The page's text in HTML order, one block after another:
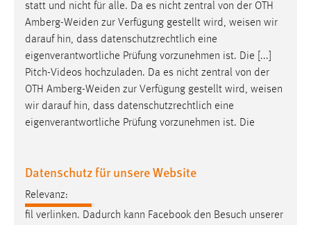
statt und nicht für alle. Da es nicht zentral von der OTH
Amberg-Weiden zur Verfügung gestellt wird, weisen wir
darauf hin, dass datenschutzrechtlich eine
eigenverantwortliche Prüfung vorzunehmen ist. Die [...]
Pitch-Videos hochzuladen. Da es nicht zentral von der
OTH Amberg-Weiden zur Verfügung gestellt wird, weisen
wir darauf hin, dass datenschutzrechtlich eine
eigenverantwortliche Prüfung vorzunehmen ist. Die
Datenschutz für unsere Website
Relevanz:
fil verlinken. Dadurch kann Facebook den Besuch unserer
YouTube
Vimeo